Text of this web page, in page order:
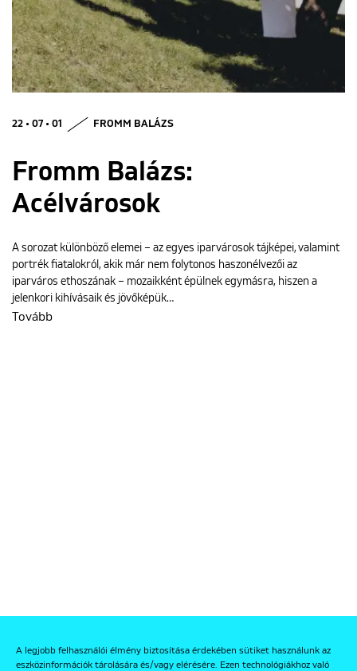
A legjobb felhasználói élmény biztosítása érdekében sütiket használunk az
eszközinformációk tárolására és/vagy elérésére. Ezen technológiákhoz való
22 • 07 • 01 FROMM BALÁZS
Fromm Balázs:
Acélvárosok
A sorozat különböző elemei – az egyes iparvárosok tájképei, valamint
portrék fiatalokról, akik már nem folytonos haszonélvezői az
iparváros ethoszának – mozaikként épülnek egymásra, hiszen a
jelenkori kihívásaik és jövőképük…
Tovább